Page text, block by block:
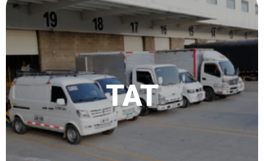
TAT
Sistema de distribución que busca que los productos
lleguen en el momento adecuado, en las cantidades
requeridas y con una excelente oportunidad de precio
conveniente para todos los involucrados.
Escríbenos